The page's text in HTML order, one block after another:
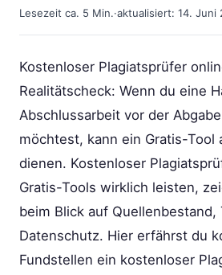
Lesezeit ca. 5 Min.·aktualisiert: 14. Juni
Kostenloser Plagiatsprüfer
Realitätscheck: Wenn du eine
Abschlussarbeit vor der
möchtest, kann ein Gratis-Tool
dienen. Kostenloser
Gratis-Tools wirklich leisten,
beim Blick auf
Datenschutz. Hier erfährst du
Fundstellen ein kostenloser